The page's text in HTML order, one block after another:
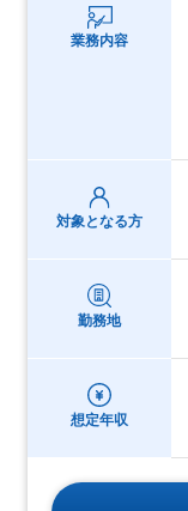
業務内容
対象となる方
勤務地
想定年収